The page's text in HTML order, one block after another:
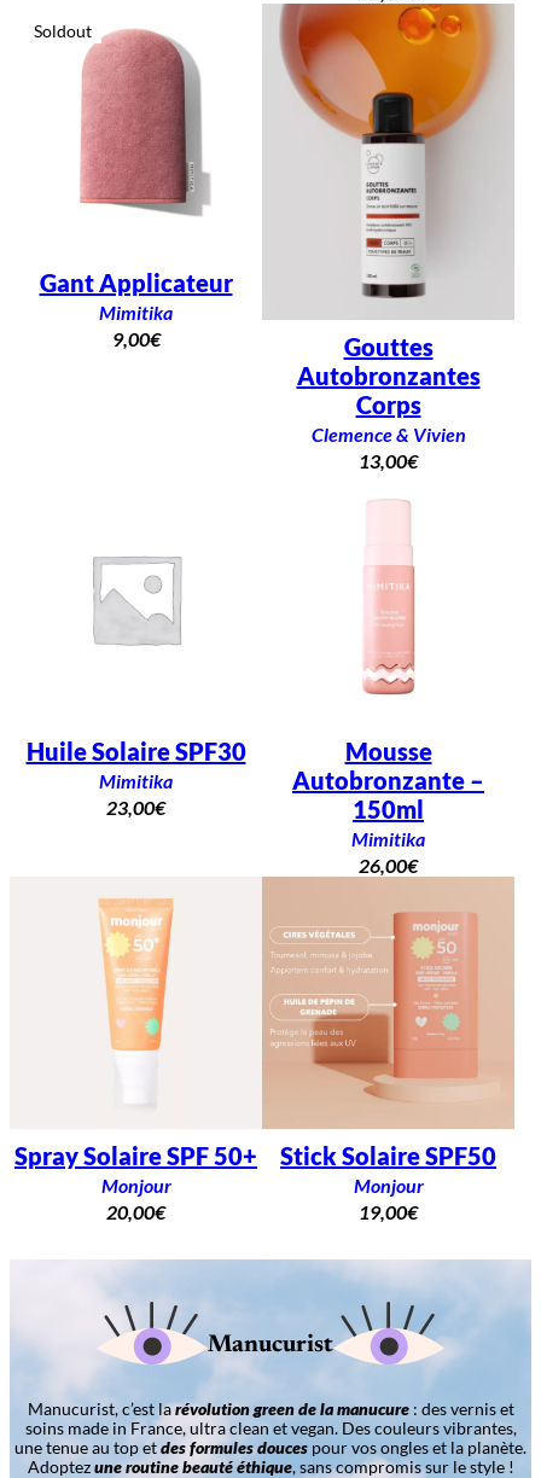
Soldout
Gant Applicateur
Mimitika
9,00€
Gouttes
Autobronzantes
Corps
Clemence & Vivien
13,00€
Huile Solaire SPF30
Mimitika
23,00€
Mousse
Autobronzante –
150ml
Mimitika
26,00€
Spray Solaire SPF 50+
Monjour
20,00€
Stick Solaire SPF50
Monjour
19,00€
Manucurist
Manucurist, c’est larévolution green de la manucure: des vernis et
soins made in France, ultra clean et vegan. Des couleurs vibrantes,
une tenue au top etdes formules douces pour vos ongles et la planète.
Adoptezune routine beauté éthique, sans compromis sur le style !